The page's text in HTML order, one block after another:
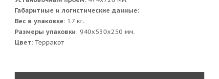
Габаритные и логистические данные:
Вес в упаковке: 17 кг.
Размеры упаковки: 940x530x250 мм.
Цвет: Терракот